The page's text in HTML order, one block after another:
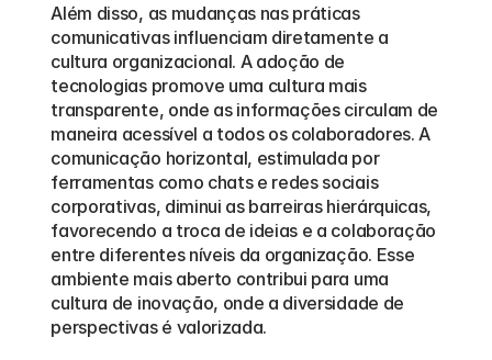
Além disso, as mudanças nas práticas
comunicativas influenciam diretamente a
cultura organizacional. A adoção de
tecnologias promove uma cultura mais
transparente, onde as informações circulam de
maneira acessível a todos os colaboradores. A
comunicação horizontal, estimulada por
ferramentas como chats e redes sociais
corporativas, diminui as barreiras hierárquicas,
favorecendo a troca de ideias e a colaboração
entre diferentes níveis da organização. Esse
ambiente mais aberto contribui para uma
cultura de inovação, onde a diversidade de
perspectivas é valorizada.